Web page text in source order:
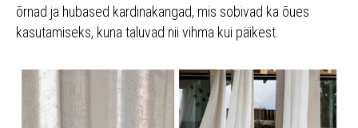
õrnad ja hubased kardinakangad, mis sobivad ka õues
kasutamiseks, kuna taluvad nii vihma kui päikest.